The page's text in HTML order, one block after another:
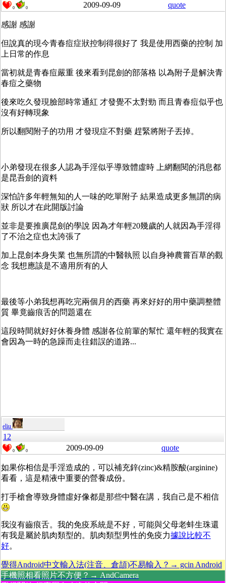
0 0 2009-09-09 quote
感謝 感謝
但說真的現今青春痘症狀控制得很好了 我是使用西藥的控制 加
上日常的作息
當初就是青春痘嚴重 後來看到昆劍的部落格 以為附子是解決青
春痘之藥物
後來吃久發現臉部時常通紅 才發覺不太對勁 而且青春痘似乎也
沒有好轉現象
所以翻閱附子的功用 才發現症不對藥 趕緊將附子丟掉。
小弟發現在很多人認為手淫似乎導致體虛時 上網翻閱的消息都
是昆吾劍的資料
深怕許多年輕無知的人一味的吃單附子 結果造成更多無謂的病
狀 所以才在此開版討論
並非是要推廣昆劍的學說 因為才年輕20幾歲的人就因為手淫得
了不治之症也太誇張了
加上昆劍本身失業 也無所謂的中醫執照 以自身神農嘗百草的觀
念 我想應該是不適用所有的人
最後等小弟我想再吃完兩個月的西藥 再來好好的用中藥調整體
質 畢竟齒痕舌的問題還在
這段時間就好好休養身體 感謝各位前輩的幫忙 還年輕的我實在
會因為一時的急躁而走往錯誤的道路...
eliu
12
0 0 2009-09-09 quote
如果你相信是手淫造成的，可以補充鋅(zinc)&精胺酸(arginine)
看看，這是精液中重要的營養成份。
打手槍會導致身體虛好像都是那些中醫在講，我自己是不相信
我沒有齒痕舌。我的免疫系統是不好，可能與父母老蚌生珠還
有我是屬於肌肉類型的。肌肉類型男性的免疫力據說比較不
好。
覺得Android中文輸入法(注音、倉頡)不易輸入？→ gcin Android
手機照相看照片不方便？→ AndCamera